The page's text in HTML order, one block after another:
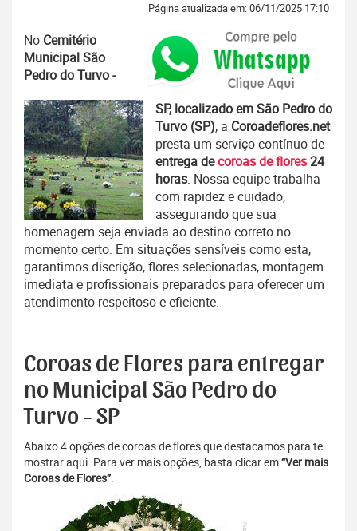
Página atualizada em: 06/11/2025 17:10
No Cemitério
Municipal São
Pedro do Turvo -
SP, localizado em São Pedro do
Turvo (SP), a Coroadeflores.net
presta um serviço contínuo de
entrega decoroas de flores24
horas. Nossa equipe trabalha
com rapidez e cuidado,
assegurando que sua
homenagem seja enviada ao destino correto no
momento certo. Em situações sensíveis como esta,
garantimos discrição, flores selecionadas, montagem
imediata e profissionais preparados para oferecer um
atendimento respeitoso e eficiente.
Coroas de Flores para entregar
no Municipal São Pedro do
Turvo - SP
Abaixo 4 opções de coroas de flores que destacamos para te
mostrar aqui. Para ver mais opções, basta clicar em“Ver mais
Coroas de Flores”.